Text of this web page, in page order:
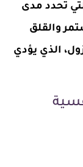
تحدد مدى
والقلق
الذي يؤدي